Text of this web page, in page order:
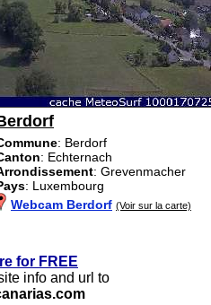
: Berdorf
: Echternach
: Grevenmacher
: Luxembourg
Webcam Berdorf (Voir sur la carte)
for FREE
info and url to